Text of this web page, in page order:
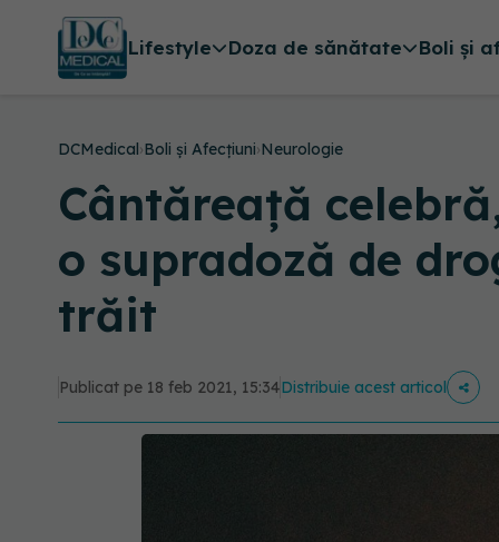
Lifestyle Doza de sănătate Boli și
DCMedical›Boli și Afecțiuni›Neurologie
Cântăreață
o supradoză de
trăit
Publicat pe 18 feb 2021, 15:34Distribuie acest articol